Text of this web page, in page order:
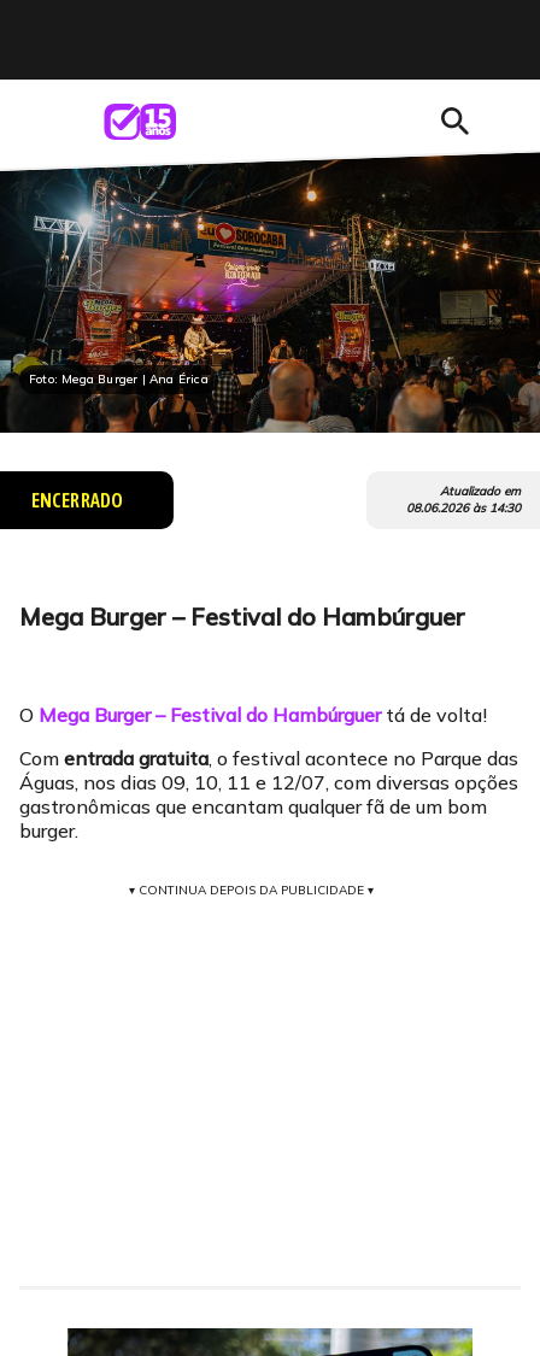
search
Foto: Mega Burger | Ana Érica
ENCERRADO
Atualizado em
08.06.2026às 14:30
Mega Burger – Festival do Hambúrguer
O Mega Burger – Festival do Hambúrguertá de volta!
Com entrada gratuita, o festival acontece no Parque das
Águas, nos dias 09, 10, 11 e 12/07, com diversas opções
gastronômicas que encantam qualquer fã de um bom
burger.
▾ CONTINUA DEPOIS DA PUBLICIDADE ▾